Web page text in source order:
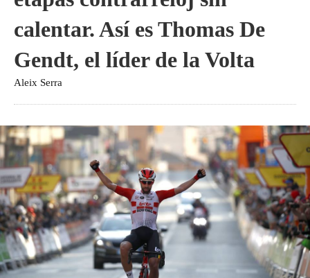
calentar. Así es Thomas De
Gendt, el líder de la Volta
Aleix Serra